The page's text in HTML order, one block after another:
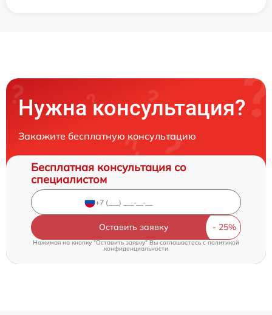
Нужна консультация?
Закажите бесплатную консультацию
Бесплатная консультация со
специалистом
Оставить заявку
Нажимая на кнопку "Оставить заявку" Вы соглашаетесь c политикой
конфиденциальности